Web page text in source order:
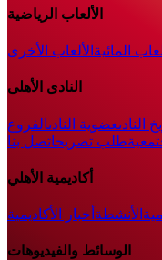
الألعاب الرياضية
المائية الألعاب الأخرى
النادى الأهلى
النادىعضوية النادىالفروع
طلب تصريحاتصل بنا
أكاديمية الأهلي
الأنشطة أخبار الأكاديمية
الوسائط والفيديوهات